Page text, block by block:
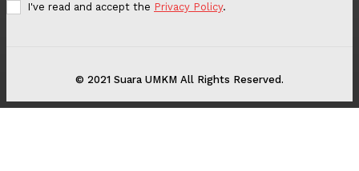
I've read and accept the Privacy Policy.
© 2021 Suara UMKM All Rights Reserved.